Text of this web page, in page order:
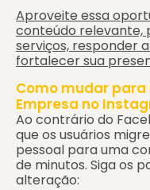
Aproveite essa
conteúdo relevante,
serviços, responder
fortalecer sua
Como mudar
Empresa no
Ao contrário do
que os usuários
pessoal para uma
de minutos. Siga os
alteração: